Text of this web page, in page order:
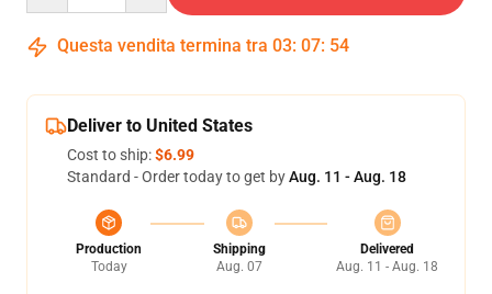
Questa vendita termina tra 03: 07: 54
Deliver to United States
Cost to ship:$6.99
Standard - Order today to get byAug. 11 - Aug. 18
Production
Today
Shipping
Aug. 07
Delivered
Aug. 11 - Aug. 18